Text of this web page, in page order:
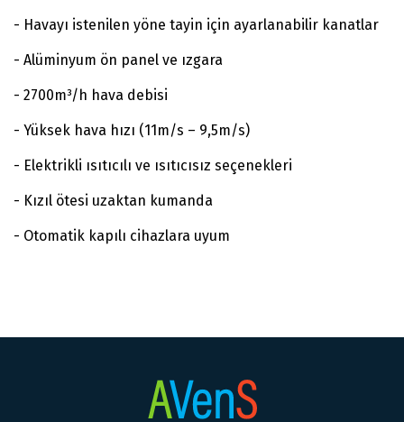
- Havayı istenilen yöne tayin için ayarlanabilir kanatlar
- Alüminyum ön panel ve ızgara
- 2700m³/h hava debisi
- Yüksek hava hızı (11m/s – 9,5m/s)
- Elektrikli ısıtıcılı ve ısıtıcısız seçenekleri
- Kızıl ötesi uzaktan kumanda
- Otomatik kapılı cihazlara uyum